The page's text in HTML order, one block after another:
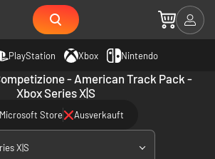
PlayStation Xbox Nintendo
- American Track Pack -
Xbox Series X|S
Microsoft Store Ausverkauft
X|S